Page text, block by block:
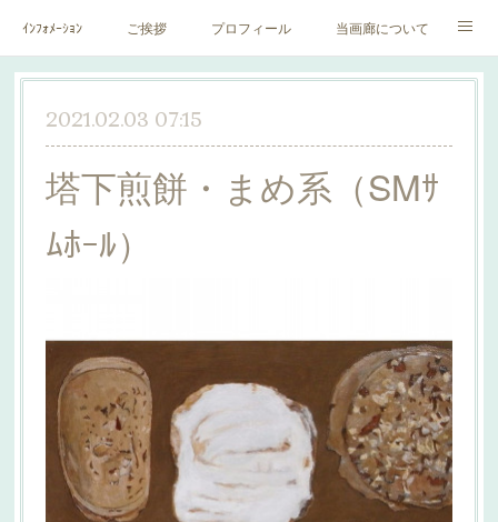
ｲﾝﾌｫﾒｰｼｮﾝ ご挨拶 プロフィール 当画廊について
作家一覧 絵里子画報
2021.02.03 07:15
塔下煎餅・まめ系（SMｻ
ﾑﾎｰﾙ）